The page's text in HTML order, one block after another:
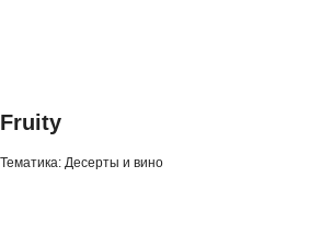
Fruity
Тематика: Десерты и вино